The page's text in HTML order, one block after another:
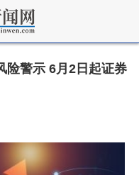
险警示 6月2日起证券